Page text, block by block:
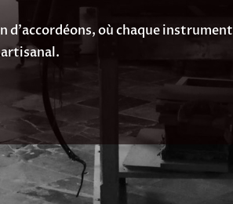
d'accordéons, où chaque instrument